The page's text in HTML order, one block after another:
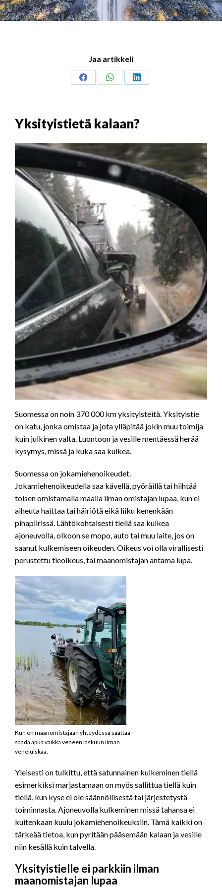
Jaa artikkeli
Share
Share
Share
Yksityistietä kalaan?
Suomessa on noin 370 000 km yksityisteitä. Yksityistie
on katu, jonka omistaa ja jota ylläpitää jokin muu toimija
kuin julkinen valta. Luontoon ja vesille mentäessä herää
kysymys, missä ja kuka saa kulkea.
Suomessa on jokamiehenoikeudet.
Jokamiehenoikeudella saa kävellä, pyöräillä tai hiihtää
toisen omistamalla maalla ilman omistajan lupaa, kun ei
aiheuta haittaa tai häiriötä eikä liiku kenenkään
pihapiirissä. Lähtökohtaisesti tiellä saa kulkea
ajoneuvolla, olkoon se mopo, auto tai muu laite, jos on
saanut kulkemiseen oikeuden. Oikeus voi olla virallisesti
perustettu tieoikeus, tai maanomistajan antama lupa.
Kun on maanomistajaan yhteydessä saattaa
saada apua vaikka veneen laskuun ilman
veneluiskaa.
Yleisesti on tulkittu, että satunnainen kulkeminen tiellä
esimerkiksi marjastamaan on myös sallittua tiellä kuin
tiellä, kun kyse ei ole säännöllisestä tai järjestetystä
toiminnasta. Ajoneuvolla kulkeminen missä tahansa ei
kuitenkaan kuulu jokamiehenoikeuksiin. Tämä kaikki on
tärkeää tietoa, kun pyritään pääsemään kalaan ja vesille
niin kesällä kuin talvella.
Yksityistielle ei parkkiin ilman
maanomistajan lupaa